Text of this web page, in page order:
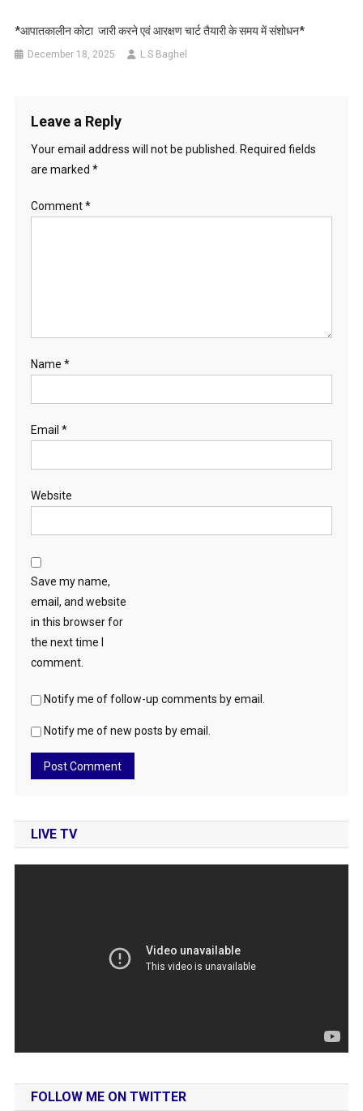
*आपातकालीन कोटा जारी करने एवं आरक्षण चार्ट तैयारी के समय में संशोधन*
December 18, 2025 L.S Baghel
Leave a Reply
Your email address will not be published.
Required fields
are marked *
Comment*
Name *
Email *
Website
Save my name,
email, and website
in this browser for
the next time I
comment.
Notify me of follow-up comments by email.
Notify me of new posts by email.
LIVE TV
FOLLOW ME ON TWITTER